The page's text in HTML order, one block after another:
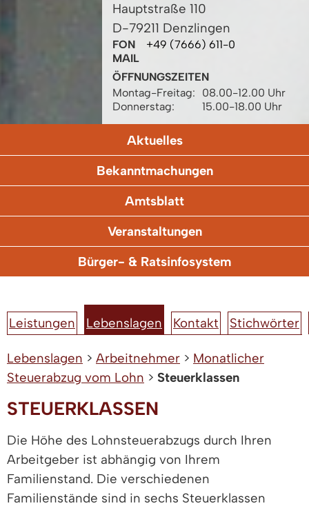
Hauptstraße 110
D-79211 Denzlingen
FON
+49 (7666) 611-0
MAIL
ÖFFNUNGSZEITEN
Montag-Freitag:
08.00-12.00 Uhr
Donnerstag:
15.00-18.00 Uhr
Aktuelles
Bekanntmachungen
Amtsblatt
Veranstaltungen
Bürger- & Ratsinfosystem
Leistungen Lebenslagen Kontakt Stichwörter
Lebenslagen > Arbeitnehmer > Monatlicher
Steuerabzug vom Lohn > Steuerklassen
STEUERKLASSEN
Die Höhe des Lohnsteuerabzugs durch Ihren
Arbeitgeber ist abhängig von Ihrem
Familienstand. Die verschiedenen
Familienstände sind in sechs Steuerklassen